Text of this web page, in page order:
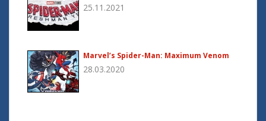
25.11.2021
Marvel’s Spider-Man: Maximum Venom
28.03.2020